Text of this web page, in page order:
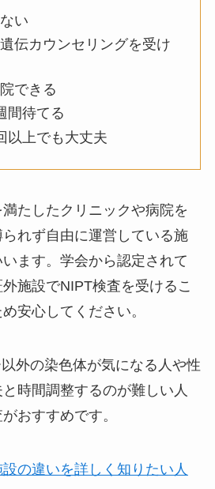
い
伝カウンセリングを受け
できる
間待てる
以上でも大丈夫
たしたクリニックや病院を
れず自由に運営している施
ます。学会から認定されて
施設でNIPT検査を受けるこ
安心してください。
外の染色体が気になる人や性
時間調整するのが難しい人
おすすめです。
の違いを詳しく知りたい人